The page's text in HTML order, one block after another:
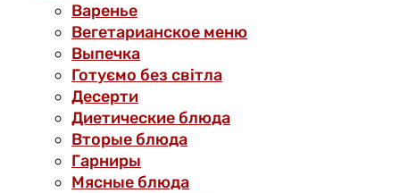
Варенье
Вегетарианское меню
Выпечка
Готуємо без світла
Десерти
Диетические блюда
Вторые блюда
Гарниры
Мясные блюда